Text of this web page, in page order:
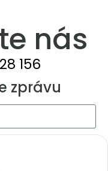
nás
156
zprávu